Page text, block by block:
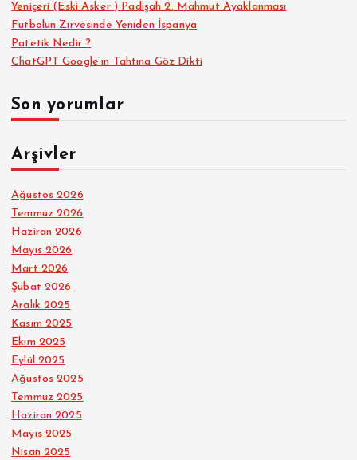
Yeniçeri (Eski Asker ) Padişah 2. Mahmut Ayaklanması
Futbolun Zirvesinde Yeniden İspanya
Patetik Nedir ?
ChatGPT Google’ın Tahtına Göz Dikti
Son yorumlar
Arşivler
Ağustos 2026
Temmuz 2026
Haziran 2026
Mayıs 2026
Mart 2026
Şubat 2026
Aralık 2025
Kasım 2025
Ekim 2025
Eylül 2025
Ağustos 2025
Temmuz 2025
Haziran 2025
Mayıs 2025
Nisan 2025